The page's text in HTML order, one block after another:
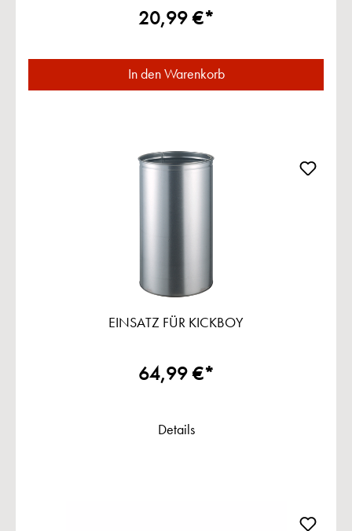
20,99 €*
In den Warenkorb
EINSATZ FÜR KICKBOY
64,99 €*
Details